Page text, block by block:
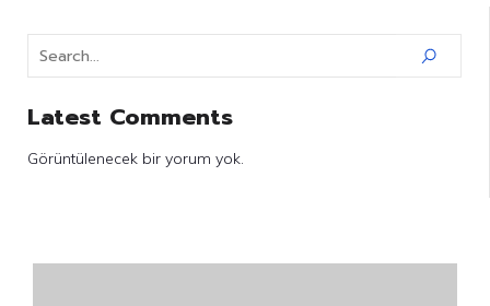
Latest Comments
Görüntülenecek bir yorum yok.